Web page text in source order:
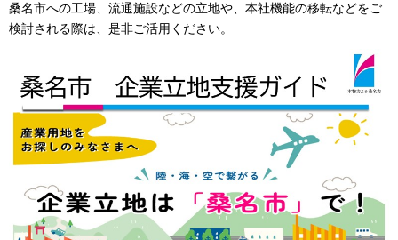
桑名市への工場、流通施設などの立地や、本社機能の移転などをご
検討される際は、是非ご活用ください。